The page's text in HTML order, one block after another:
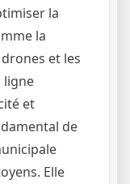
la
la
et les
ligne
et
de
Elle